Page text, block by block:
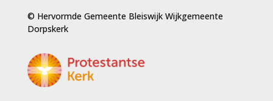
© Hervormde Gemeente Bleiswijk Wijkgemeente
Dorpskerk